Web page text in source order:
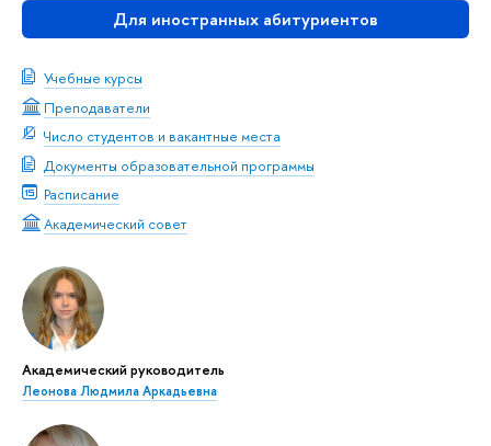
Для иностранных абитуриентов
Учебные курсы
Преподаватели
Число студентов и вакантные места
Документы образовательной программы
Расписание
Академический совет
Академический руководитель
Леонова Людмила Аркадьевна